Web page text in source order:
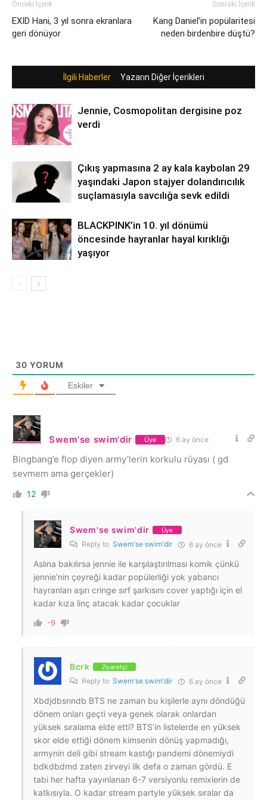
Önceki İçerik
EXID Hani, 3 yıl sonra ekranlara
geri dönüyor
Sonraki İçerik
Kang Daniel’in popülaritesi
neden birdenbire düştü?
İlgili Haberler Yazarın Diğer İçerikleri
Jennie, Cosmopolitan dergisine poz
verdi
Çıkış yapmasına 2 ay kala kaybolan 29
yaşındaki Japon stajyer dolandırıcılık
suçlamasıyla savcılığa sevk edildi
BLACKPINK’in 10. yıl dönümü
öncesinde hayranlar hayal kırıklığı
yaşıyor
30 YORUM
Eskiler
Swem'se swim'dir Üye 6 ay önce
Bingbang’e flop diyen army’lerin korkulu rüyası ( gd
sevmem ama gerçekler)
12
Swem'se swim'dir Üye
Reply to Swem'se swim'dir 6 ay önce
Aslına bakılırsa jennie ile karşılaştırılması komik çünkü
jennie’nin çeyreği kadar popülerliği yok yabancı
hayranları aşırı cringe sırf şarkısını cover yaptığı için el
kadar kıza linç atacak kadar çocuklar
-9
Bcrk Ziyaretçi
Reply to Swem'se swim'dir 6 ay önce
Xbdjdbsnndb BTS ne zaman bu kişilerle aynı döndüğü
dönem onları geçti veya genek olarak onlardan
yüksek sıralama elde etti? BTS’in listelerde en yüksek
skor elde ettiği dönem kimsenin dönüş yapmadığı,
armynin deli gibi stream kastığı pandemi dönemiydi
bdkdbdmd zaten zirveyi ilk defa o zaman gördü. E
tabi her hafta yayınlanan 6-7 versiyonlu remixlerin de
katkısıyla. O kadar stream partyle yüksek sıralar da